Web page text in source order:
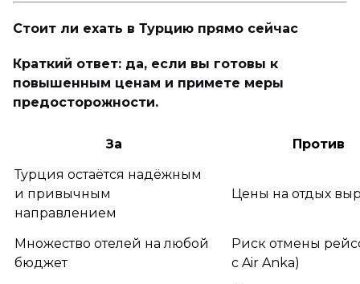
Стоит ли ехать в Турцию прямо сейчас
Краткий ответ: да, если вы готовы к
повышенным ценам и примете меры
предосторожности.
За
Против
Турция остаётся надёжным
и привычным
направлением
Цены на отдых
Множество отелей на любой
бюджет
Риск отмены
с Air Anka)